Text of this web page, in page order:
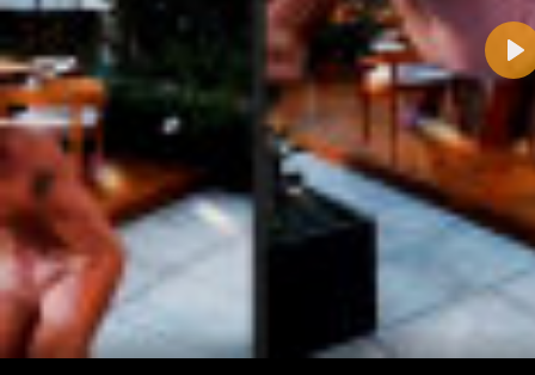
Name:
E-Mail-Adresse (optional):
Kommentar:
Alle HTML-Tags außer <br>, <strike> und <i> werden aus Deinem Kommentar entfernt.
URLs werden automatisch umgewandelt. Bitte verwende "www." oder "http://" in URLs